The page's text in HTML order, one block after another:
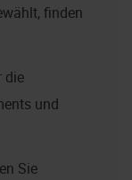
finden
die
und
Sie